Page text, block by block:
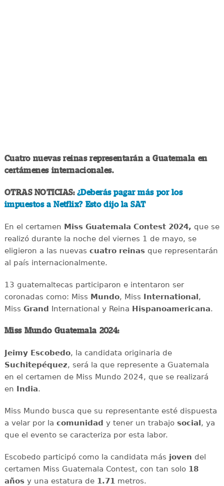
Cuatro nuevas reinas representarán a Guatemala en
certámenes internacionales.
OTRAS NOTICIAS: ¿Deberás pagar más por los
impuestos a Netflix? Esto dijo la SAT
En el certamen Miss Guatemala Contest 2024, que se
realizó durante la noche del viernes 1 de mayo, se
eligieron a las nuevas cuatro reinasque representarán
al país internacionalmente.
13 guatemaltecas participaron e intentaron ser
coronadas como: Miss Mundo, Miss International,
Miss Grand International y Reina Hispanoamericana.
Miss Mundo Guatemala 2024:
Jeimy Escobedo, la candidata originaria de
Suchitepéquez, será la que represente a Guatemala
en el certamen de Miss Mundo 2024, que se realizará
en India.
Miss Mundo busca que su representante esté dispuesta
a velar por la comunidad y tener un trabajo social, ya
que el evento se caracteriza por esta labor.
Escobedo participó como la candidata más joven del
certamen Miss Guatemala Contest, con tan solo 18
añosy una estatura de 1.71metros.